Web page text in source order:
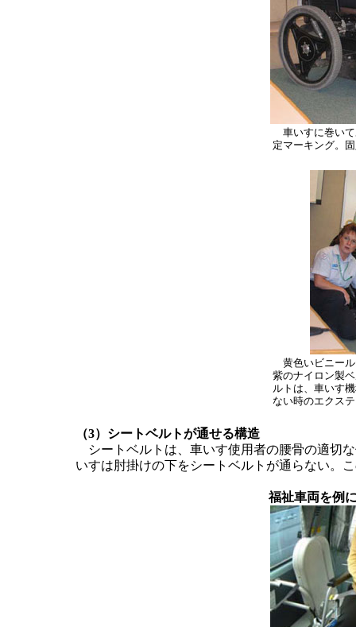
車いすに巻いて
定マーキング。
黄色いビニール
紫のナイロン製
ルトは、車いす
ない時のエクス
（3）シートベルトが通せる構造
シートベルトは、車いす使用者の腰骨の適切
いすは肘掛けの下をシートベルトが通らない。
福祉車両を例